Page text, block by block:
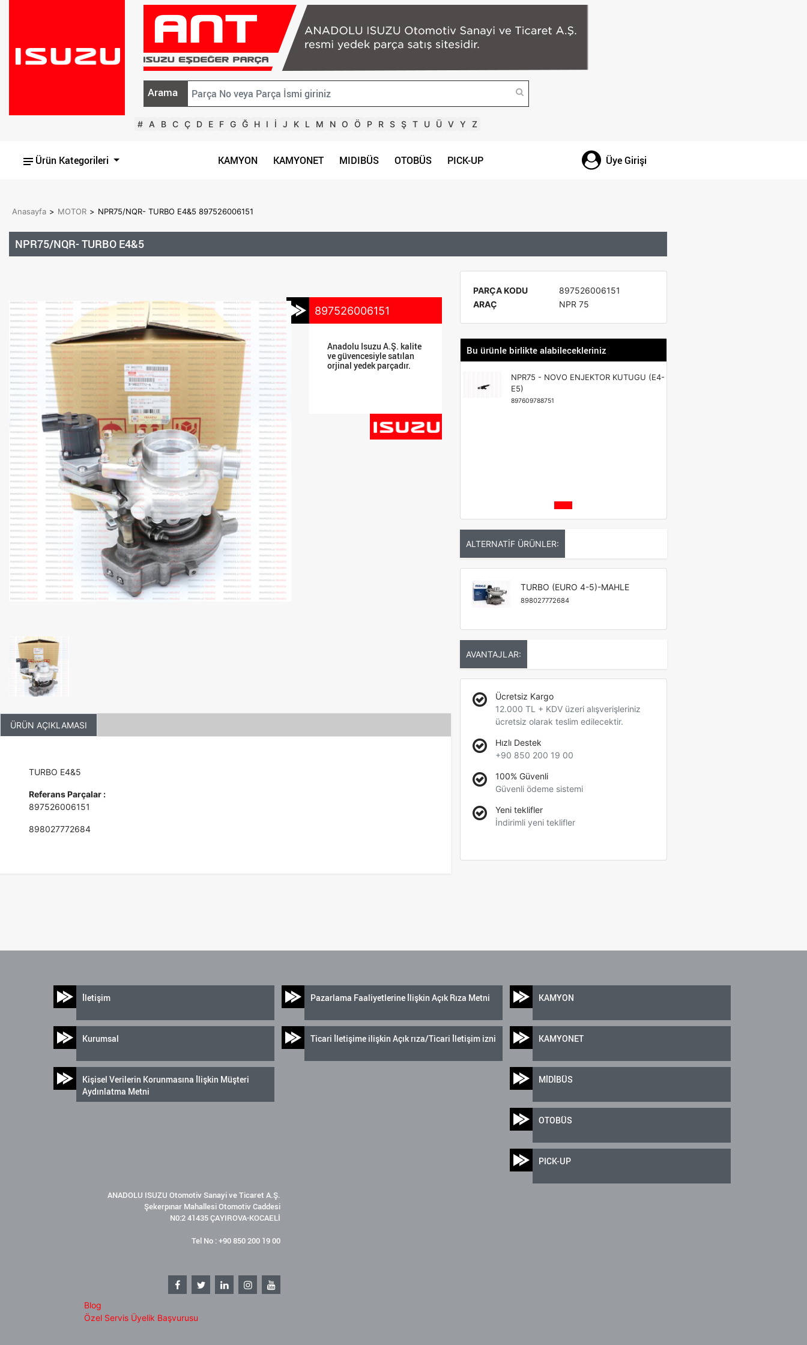
Arama
# A B C Ç D E F G Ğ H I İ J K L M N O Ö P R S Ş T U Ü V Y Z
Ürün Kategorileri KAMYON KAMYONET MIDIBÜS OTOBÜS PICK-UP Üye Girişi
Anasayfa > MOTOR > NPR75/NQR- TURBO E4&5 897526006151
NPR75/NQR- TURBO E4&5
897526006151
Anadolu Isuzu A.Ş. kalite
ve güvencesiyle satılan
orjinal yedek parçadır.
ÜRÜN AÇIKLAMASI
TURBO E4&5
Referans Parçalar :
897526006151
898027772684
PARÇA KODU
897526006151
ARAÇ
NPR 75
Bu ürünle birlikte alabilecekleriniz
NPR75 - NOVO ENJEKTOR KUTUGU (E4-
E5)
897609788751
ALTERNATİF ÜRÜNLER:
TURBO (EURO 4-5)-MAHLE
898027772684
AVANTAJLAR:
Ücretsiz Kargo
12.000 TL + KDV üzeri alışverişleriniz
ücretsiz olarak teslim edilecektir.
Hızlı Destek
+90 850 200 19 00
100% Güvenli
Güvenli ödeme sistemi
Yeni teklifler
İndirimli yeni teklifler
İletişim
Kurumsal
Kişisel Verilerin Korunmasına İlişkin Müşteri
Aydınlatma Metni
Pazarlama Faaliyetlerine İlişkin Açık Rıza Metni
Ticari İletişime ilişkin Açık rıza/Ticari İletişim izni
KAMYON
KAMYONET
MİDİBÜS
OTOBÜS
PICK-UP
ANADOLU ISUZU Otomotiv Sanayi ve Ticaret A.Ş.
Şekerpınar Mahallesi Otomotiv Caddesi
N0:2 41435 ÇAYIROVA-KOCAELİ
Tel No : +90 850 200 19 00
Blog
Özel Servis Üyelik Başvurusu